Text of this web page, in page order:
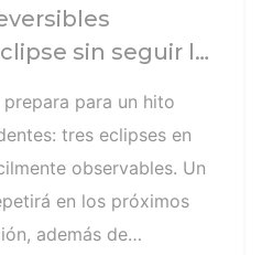
sin seguir las
de los peligros
prepara para un hito
tres eclipses en
observables. Un
en los próximos
además de